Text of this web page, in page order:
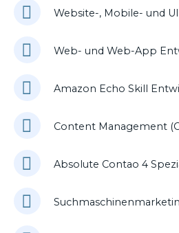
Website-, Mobile- und
Web- und Web-App
Amazon Echo Skill
Content Management
Absolute Contao 4